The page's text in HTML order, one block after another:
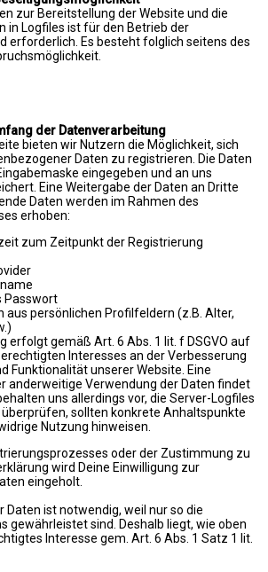
zur Bereitstellung der Website und die
in Logfiles ist für den Betrieb der
erforderlich. Es besteht folglich seitens des
der Datenverarbeitung
bieten wir Nutzern die Möglichkeit, sich
Daten zu registrieren. Die Daten
eingegeben und an uns
Eine Weitergabe der Daten an Dritte
Daten werden im Rahmen des
erhoben:
zum Zeitpunkt der Registrierung
Passwort
aus persönlichen Profilfeldern (z.B. Alter,
erfolgt gemäß Art. 6 Abs. 1 lit. f DSGVO auf
Interesses an der Verbesserung
Funktionalität unserer Website. Eine
anderweitige Verwendung der Daten findet
uns allerdings vor, die Server-Logfiles
sollten konkrete Anhaltspunkte
Nutzung hinweisen.
oder der Zustimmung zu
wird Deine Einwilligung zur
eingeholt.
Daten ist notwendig, weil nur so die
gewährleistet sind. Deshalb liegt, wie oben
Interesse gem. Art. 6 Abs. 1 Satz 1 lit.